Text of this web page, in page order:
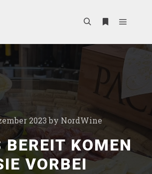
2023by NordWine
BEREIT KOMEN
VORBEI